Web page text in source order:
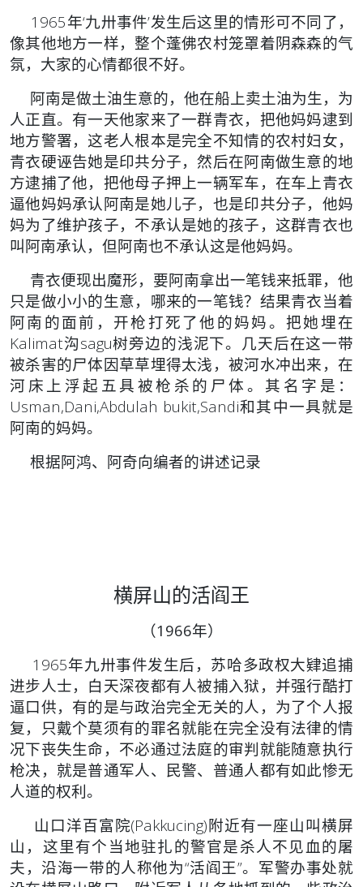
1965年‘九卅事件’发生后这里的情形可不同了，
像其他地方一样，整个蓬佛农村笼罩着阴森森的气
氛，大家的心情都很不好。
阿南是做土油生意的，他在船上卖土油为生，为
人正直。有一天他家来了一群青衣，把他妈妈逮到
地方警署，这老人根本是完全不知情的农村妇女，
青衣硬诬告她是印共分子，然后在阿南做生意的地
方逮捕了他，把他母子押上一辆军车，在车上青衣
逼他妈妈承认阿南是她儿子，也是印共分子，他妈
妈为了维护孩子，不承认是她的孩子，这群青衣也
叫阿南承认，但阿南也不承认这是他妈妈。
青衣便现出魔形，要阿南拿出一笔钱来抵罪，他
只是做小小的生意，哪来的一笔钱？结果青衣当着
阿南的面前，开枪打死了他的妈妈。把她埋在
Kalimat沟sagu树旁边的浅泥下。几天后在这一带
被杀害的尸体因草草埋得太浅，被河水冲出来，在
河床上浮起五具被枪杀的尸体。其名字是：
Usman,Dani,Abdulah bukit,Sandi和其中一具就是
阿南的妈妈。
根据阿鸿、阿奇向编者的讲述记录
横屏山的活阎王
（1966年）
1965年九卅事件发生后，苏哈多政权大肄追捕
进步人士，白天深夜都有人被捕入狱，并强行酷打
逼口供，有的是与政治完全无关的人，为了个人报
复，只戴个莫须有的罪名就能在完全没有法律的情
况下丧失生命，不必通过法庭的审判就能随意执行
枪决，就是普通军人、民警、普通人都有如此惨无
人道的权利。
山口洋百富院(Pakkucing)附近有一座山叫横屏
山，这里有个当地驻扎的警官是杀人不见血的屠
夫，沿海一带的人称他为“活阎王”。军警办事处就